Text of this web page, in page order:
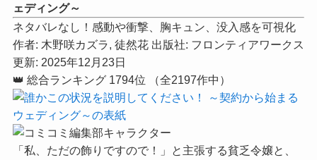
ェディング～
ネタバレなし！感動や衝撃、胸キュン、没入感を可視化
作者: 木野咲カズラ, 徒然花 出版社: フロンティアワークス
更新: 2025年12月23日
👑 総合ランキング 1794位 （全2197作中）
「私、ただの飾りですので！」と主張する貧乏令嬢と、